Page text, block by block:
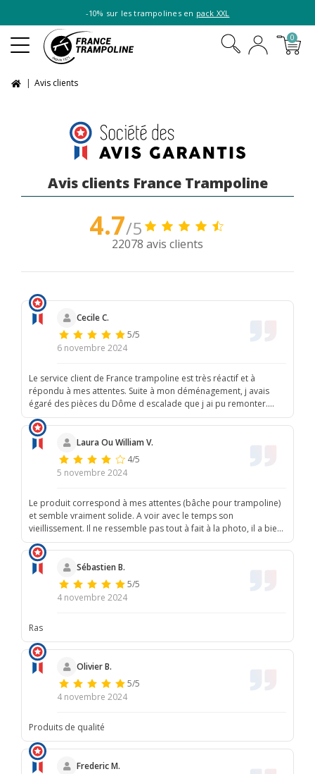
-10% sur les trampolines en pack XXL
0
Avis clients
Avis clients France Trampoline
4.7/5
22078 avis clients
Cecile C.
5/5
6 novembre 2024
Le service client de France trampoline est très réactif et à
répondu à mes attentes. Suite à mon déménagement, j avais
égaré des pièces du Dôme d escalade que j ai pu remonter.
Merci à vous
Laura Ou William V.
4/5
5 novembre 2024
Le produit correspond à mes attentes (bâche pour trampoline)
et semble vraiment solide. A voir avec le temps son
vieillissement. Il ne ressemble pas tout à fait à la photo, il a bien
plus de grilles d'aération que ce que je pensais. Je suis contente
de mon achat.
Sébastien B.
5/5
4 novembre 2024
Ras
Olivier B.
5/5
4 novembre 2024
Produits de qualité
Frederic M.